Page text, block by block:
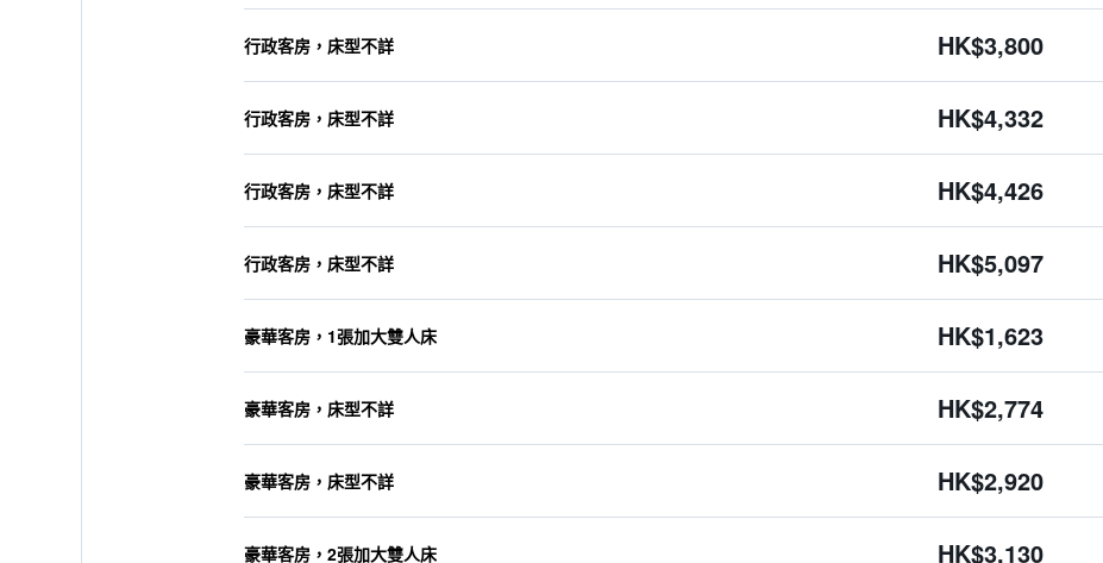
行政客房，床型不詳 HK$3,800
行政客房，床型不詳 HK$4,332
行政客房，床型不詳 HK$4,426
行政客房，床型不詳 HK$5,097
豪華客房，1張加大雙人床 HK$1,623
豪華客房，床型不詳 HK$2,774
豪華客房，床型不詳 HK$2,920
豪華客房，2張加大雙人床 HK$3,130